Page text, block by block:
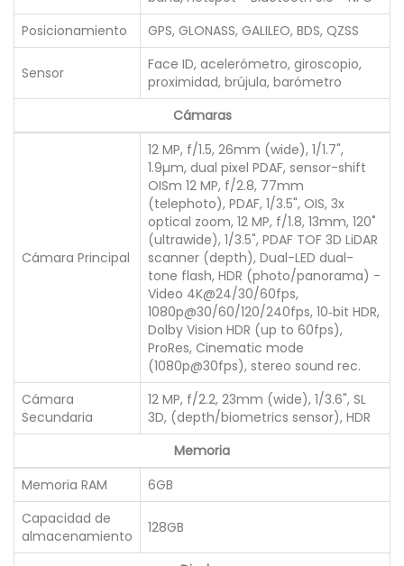
Posicionamiento
GPS, GLONASS, GALILEO, BDS, QZSS
Sensor
Face ID, acelerómetro, giroscopio,
proximidad, brújula, barómetro
Cámaras
Cámara Principal
12 MP, f/1.5, 26mm (wide), 1/1.7",
1.9µm, dual pixel PDAF, sensor-shift
OISm 12 MP, f/2.8, 77mm
(telephoto), PDAF, 1/3.5", OIS, 3x
optical zoom, 12 MP, f/1.8, 13mm, 120˚
(ultrawide), 1/3.5", PDAF TOF 3D LiDAR
scanner (depth), Dual-LED dual-
tone flash, HDR (photo/panorama) -
Video 4K@24/30/60fps,
1080p@30/60/120/240fps, 10‑bit HDR,
Dolby Vision HDR (up to 60fps),
ProRes, Cinematic mode
(1080p@30fps), stereo sound rec.
Cámara
Secundaria
12 MP, f/2.2, 23mm (wide), 1/3.6", SL
3D, (depth/biometrics sensor), HDR
Memoria
Memoria RAM
6GB
Capacidad de
almacenamiento
128GB